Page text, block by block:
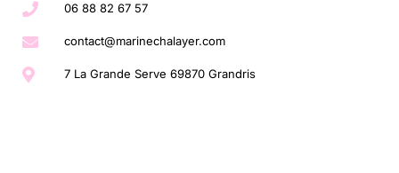
06 88 82 67 57
contact@marinechalayer.com
7 La Grande Serve 69870 Grandris